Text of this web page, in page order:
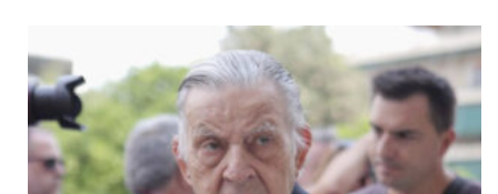
24,7%
22,9%
SHOPPING
STAR
20,2% 21,1%
ΕΛΕΝΗ 13,4%
11,1%